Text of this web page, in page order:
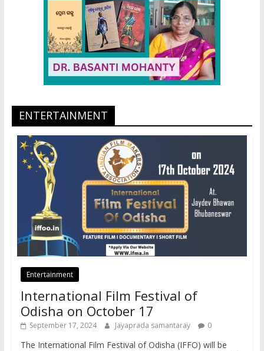
ENTERTAINMENT
Entertainment
International Film Festival of
Odisha on October 17
September 17, 2024 Jayaprada samantaray 0
The International Film Festival of Odisha (IFFO) will be